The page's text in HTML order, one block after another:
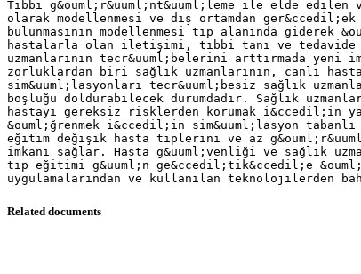
Tıbbi g&ouml;r&uuml;nt&uuml;leme ile elde
olarak modellenmesi ve dış ortamdan
bulunmasının modellenmesi tıp alanında giderek
hastalarla olan iletişimi, tıbbi tanı ve
uzmanlarının tecr&uuml;belerini arttırmada yeni
zorluklardan biri sağlık uzmanlarının, canlı
sim&uuml;lasyonları tecr&uuml;besiz sağlık
boşluğu doldurabilecek durumdadır. Sağlık
hastayı gereksiz risklerden korumak i&ccedil;in
&ouml;ğrenmek i&ccedil;in sim&uuml;lasyon
eğitim değişik hasta tiplerini ve az
imkanı sağlar. Hasta g&uuml;venliği ve sağlık
tıp eğitimi g&uuml;n ge&ccedil;tik&ccedil;e
Related documents